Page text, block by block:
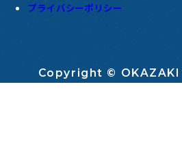
プライバシーポリシー
Copyright © OKAZAKI